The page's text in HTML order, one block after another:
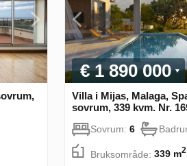
€ 1 890 000
Villa i Mijas, Malaga,
sovrum, 339 kvm. Nr.
Sovrum: 6
Bruksområde: 339 m2